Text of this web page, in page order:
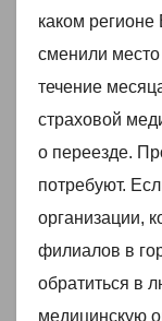
каком
сменили место
течение
страховой
о переезде.
потребуют.
организации,
филиалов в
обратиться в
медицинскую